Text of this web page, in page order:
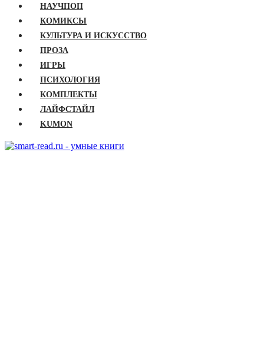
НАУЧПОП
КОМИКСЫ
КУЛЬТУРА И ИСКУССТВО
ПРОЗА
ИГРЫ
ПСИХОЛОГИЯ
КОМПЛЕКТЫ
ЛАЙФСТАЙЛ
KUMON